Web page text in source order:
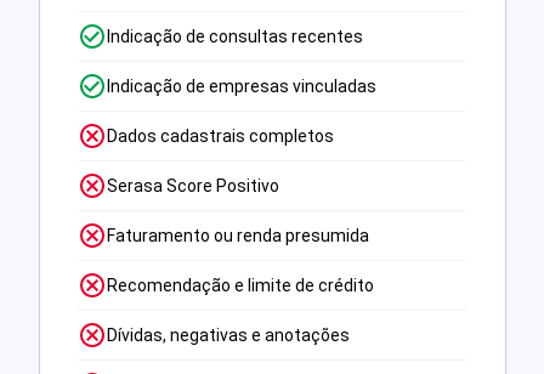
Indicação de consultas recentes
Indicação de empresas vinculadas
Dados cadastrais completos
Serasa Score Positivo
Faturamento ou renda presumida
Recomendação e limite de crédito
Dívidas, negativas e anotações